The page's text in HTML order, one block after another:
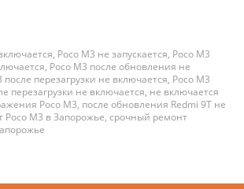
, Poco M3 не запускается, Poco M3
, Poco M3 после обновления не
после перезагрузки не включается, Poco M3
перезагрузки не включается, не включается
Poco M3, после обновления Redmi 9T не
Poco M3 в Запорожье,срочный ремонт